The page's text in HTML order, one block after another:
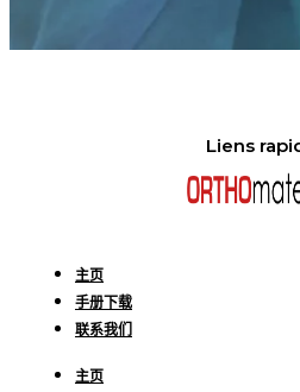
Liens
主页
手册下载
联系我们
主页